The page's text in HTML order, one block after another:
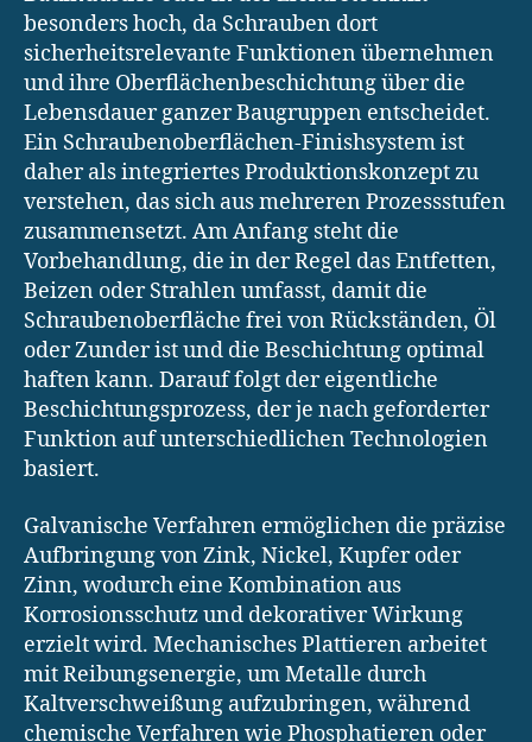
besonders hoch, da Schrauben dort
sicherheitsrelevante Funktionen übernehmen
und ihre Oberflächenbeschichtung über die
Lebensdauer ganzer Baugruppen entscheidet.
Ein Schraubenoberflächen-Finishsystem ist
daher als integriertes Produktionskonzept zu
verstehen, das sich aus mehreren Prozessstufen
zusammensetzt. Am Anfang steht die
Vorbehandlung, die in der Regel das Entfetten,
Beizen oder Strahlen umfasst, damit die
Schraubenoberfläche frei von Rückständen, Öl
oder Zunder ist und die Beschichtung optimal
haften kann. Darauf folgt der eigentliche
Beschichtungsprozess, der je nach geforderter
Funktion auf unterschiedlichen Technologien
basiert.
Galvanische Verfahren ermöglichen die präzise
Aufbringung von Zink, Nickel, Kupfer oder
Zinn, wodurch eine Kombination aus
Korrosionsschutz und dekorativer Wirkung
erzielt wird. Mechanisches Plattieren arbeitet
mit Reibungsenergie, um Metalle durch
Kaltverschweißung aufzubringen, während
chemische Verfahren wie Phosphatieren oder